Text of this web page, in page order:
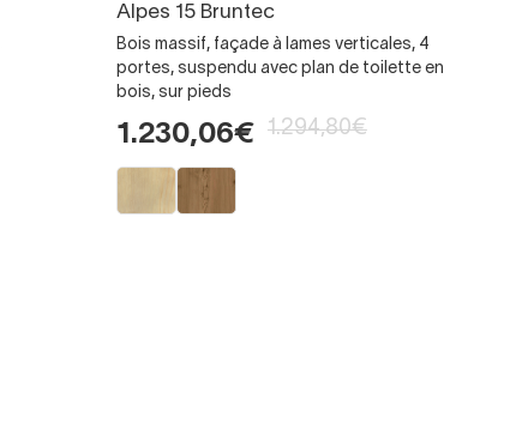
Alpes 15 Bruntec
Bois massif, façade à lames verticales, 4
portes, suspendu avec plan de toilette en
bois, sur pieds
1.230,06€ 1.294,80€